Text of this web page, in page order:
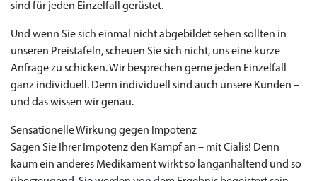
sind für jeden Einzelfall gerüstet.
Und wenn Sie sich einmal nicht abgebildet sehen sollten in
unseren Preistafeln, scheuen Sie sich nicht, uns eine kurze
Anfrage zu schicken. Wir besprechen gerne jeden Einzelfall
ganz individuell. Denn individuell sind auch unsere Kunden –
und das wissen wir genau.
Sensationelle Wirkung gegen Impotenz
Sagen Sie Ihrer Impotenz den Kampf an – mit Cialis! Denn
kaum ein anderes Medikament wirkt so langanhaltend und so